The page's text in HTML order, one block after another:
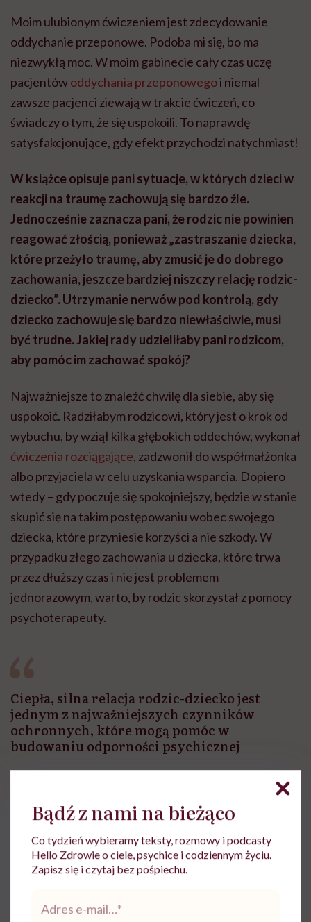
Moim ulubionym ćwiczeniem jest zdecydowanie
oddychanie przeponowe. Podoba mi się, bo ma
niezwykłą moc. W moim gabinecie cały czas uczę
pacjentówoddychania przeponowegoi niemal
zawsze pacjenci ziewają w trakcie ćwiczeń, co
świadczy o tym, że się uspokoili. To naprawdę
satysfakcjonujące, gdy efekt przychodzi natychmiast!
W książce opisuje pani sytuacje, w których dzieci w
reakcji na traumę zachowują się bardzo źle.
Jednocześnie zaznacza pani, że rodzic nie powinien
reagować złością, ponieważ„zastraszanie dziecka,
które przeżyło traumę, aby zmusić je do dobrego
zachowania, jeszcze bardziej niszczy relację rodzic-
dziecko”. Utrzymanie nerwów pod kontrolą, gdy
dziecko zachowuje się bardzo niewłaściwie, musi
być trudne. Jakiej rady udzieliłaby pani rodzicom,
aby pomóc im zachować spokój?
Najważniejsze to znaleźć chwilę dla siebie, aby się
uspokoić. Radziłabym rodzicowi, który jest o krok od
wybuchu, by wziął kilka głębokich oddechów, wykonał
ćwiczenia rozciągające, zadzwonił do współmałżonka
albo przyjaciela w celu uzyskania wsparcia. Dopiero
wtedy – gdy poczuje się spokojniejszy, będzie w stanie
skupić się na takim postępowaniu wobec swojego
dziecka, które przyniesie korzyści a nie szkody. W
przypadku złego zachowania u dziecka, które trwa
przez dłuższy czas i nie jest problemem
jednorazowym, warto, by rodzic skorzystał z pomocy
psychoterapeuty.
Ciepła, silna relacja rodzic-dziecko jest
jednym z najważniejszych czynników
ochronnych, które mogą pomóc w
budowaniu odporności psychicznej
Czy pracując z dzieckiem, które przeżyło traumę,
pracuje pani także z jego rodzicami?
Oczywiście. Mój ulubiony sposób pracy to spędzenie
większości sesji z dzieckiem, a następnie zaproszenie
rodzicowi umiejętności, których wspólnie się dziś
Bądź z nami na bieżąco
Co tydzień wybieramy teksty, rozmowy i podcasty
Hello Zdrowie o ciele, psychice i codziennym życiu.
Zapisz się i czytaj bez pośpiechu.
*